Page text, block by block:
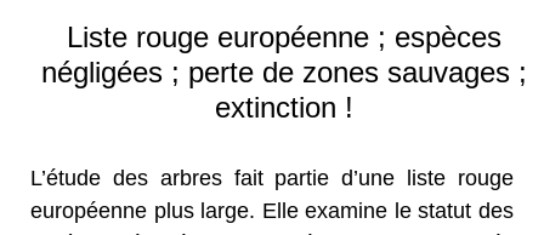
Liste rouge européenne ; espèces
négligées ; perte de zones sauvages ;
extinction !
L’étude des arbres fait partie d’une liste rouge
européenne plus large. Elle examine le statut des